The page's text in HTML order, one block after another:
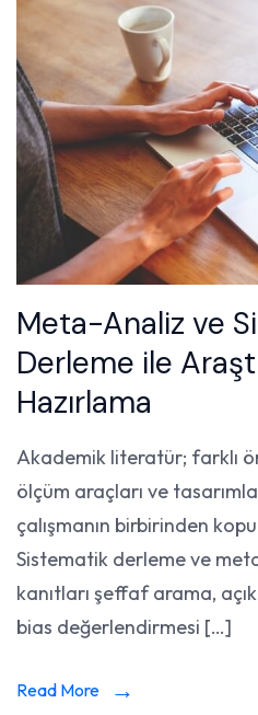
Meta-Analiz ve
Derleme ile
Hazırlama
Akademik literatür; farklı
ölçüm araçları ve
çalışmanın birbirinden
Sistematik derleme ve
kanıtları şeffaf arama,
bias değerlendirmesi […]
Read More